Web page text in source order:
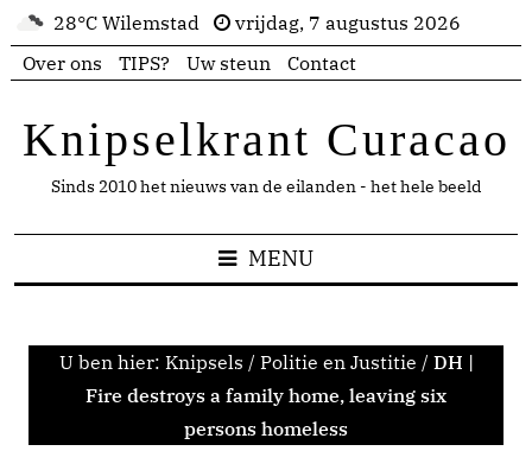
28°C Wilemstad
vrijdag, 7 augustus 2026
Over ons
TIPS? Uw steun Contact
Knipselkrant Curacao
Sinds 2010 het nieuws van de eilanden - het hele beeld
MENU
U ben hier: Knipsels / Politie en Justitie / DH |
Fire destroys a family home, leaving six
persons homeless